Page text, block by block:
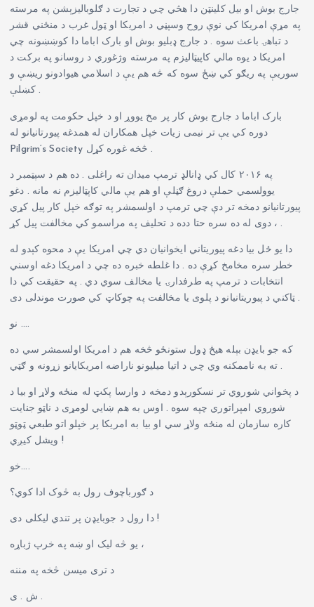
جارج بوش او بیل کلینټن دا هڅي چي د تجارت د ګلوبالیزېشن په مرسته
په مړې امریکا کي نوې روح وسپڼي د امریکا او ټول غرب د منځني قشر
د تباهۍ باعث سوه . د جارج ډبلیو بوش او بارک اباما دا کوښښونه چي
امریکا د یوه مالي کاپیټالیزم په مرسته وژغوري د روسانو په برکت د
سوریې په ریګو کي ښځ سوه که څه هم یې د اسلامي هیوادونو ریښې و
کښلې .
بارک اباما د جارج بوش کار پر مخ یووړ او د خپل حکومت په لومړی
دوره کي یې تر نیمی زیات خپل همکاران له همدغه پیورتانیانو له
Pilgrim‘s Society څخه غوره کړل .
په ۲۰۱۶ کال کي ډانالډ ترمپ میدان ته راغلی . ده هم د سپټمبر د
یوولسمي حملې دروغ ګڼلې او هم یې مالي کاپټالیزم نه مانه . دغو
پیورتانیانو دمخه تر دې چي ترمپ د اولسمشر په توګه خپل کار پیل کړي
، دوی له ده سره حتا دده د تحلیف په مراسمو کي مخالفت پیل کړ .
دا یو ځل بیا دغه پیوریتاني ایخوانیان دي چي امریکا یې د محوه کېدو له
خطر سره مخامخ کړې ده . دا غلطه خبره ده چي د امریکا دغه اوسني
انتخابات د ترمپ په طرفدارۍ یا مخالف سوي دي . په حقیقت کي دا
ټاکني د پیوریتانیانو د پلوی یا مخالفت په چوکاټ کي صورت موندلی دی .
نو ….
که جو بایډن بېله هیڅ ډول ستونځو څخه هم د امریکا اولسمشر سي ده
ته به ناممکنه وي چي د اتیا میلیونو ناراضه امریکایانو زړونه و ګټي .
د پخواني شوروي تر نسکورېدو دمخه د وارسا پکټ له منځه ولاړ او بیا د
شوروي امپراتوري چپه سوه . اوس به هم ښایي لومړی د ناټو جنایت
کاره سازمان له منځه ولاړ سي او بیا به امریکا پر خپلو اتو طبعي ټوټو
ویشل کیږي !
خو….
د ګورباچوف رول به څوک ادا کوي؟
دا رول د جوبایډن پر تندي لیکلی دی !
یو څه لیک او ښه په خرپ ژباړه ،
د تری میسن څخه په مننه
ش . ی .